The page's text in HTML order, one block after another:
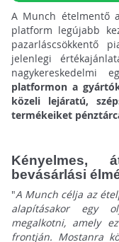
A Munch ételmentő
platform legújabb
pazarláscsökkentő
jelenlegi
nagykereskedelmi
platformon a
közeli lejáratú,
termékeiket
Kényelmes,
bevásárlási
"A Munch célja az
alapításakor egy
megalkotni, amely
frontján. Mostanra